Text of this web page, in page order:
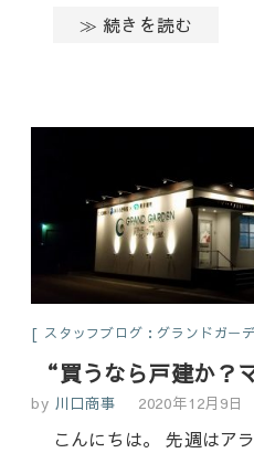
≫ 続きを読む
スタッフブログ：グランドガー
“買うなら戸建か？
by 川口商事 2020年12月9日
こんにちは。 先週はア